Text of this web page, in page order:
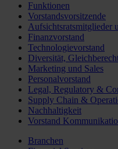
Funktionen
Vorstandsvorsitzende
Aufsichtsratsmitglieder
Finanzvorstand
Technologievorstand
Diversität,
Marketing und Sales
Personalvorstand
Legal, Regulatory &
Supply Chain &
Nachhaltigkeit
Vorstand
Branchen